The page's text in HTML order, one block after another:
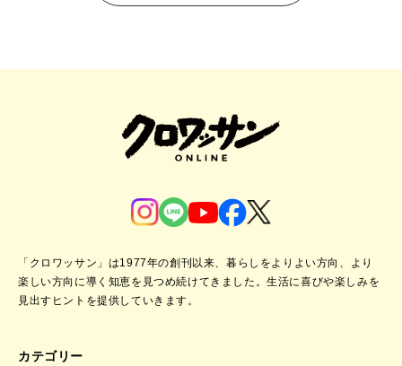
「クロワッサン」は1977年の創刊以来、暮らしをよりよい方向、より
楽しい方向に導く知恵を見つめ続けてきました。生活に喜びや楽しみを
見出すヒントを提供していきます。
カテゴリー